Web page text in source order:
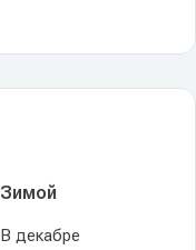
Зимой
В декабре